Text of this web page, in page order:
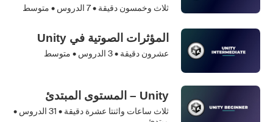
ثلاث وخمسون دقيقة •7 الدروس • متوسط
المؤثرات الصوتية في Unity
عشرون دقيقة •3 الدروس • متوسط
Unity – المستوى المبتدئ
ثلاث ساعات واثنتا عشرة دقيقة • 31 الدروس •